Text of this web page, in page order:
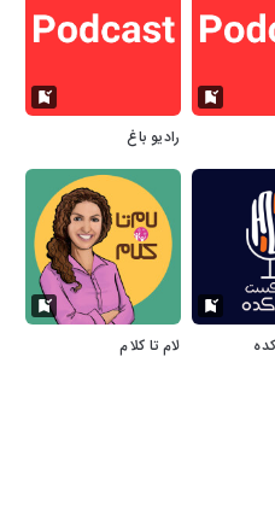
رادیو باغ
لام تا کلام